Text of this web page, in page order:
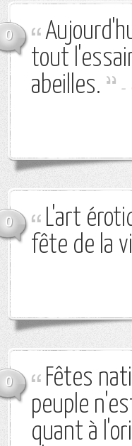
0
tout
abeilles.
-
0
L'art
fête de la
0
Fêtes
peuple
quant à